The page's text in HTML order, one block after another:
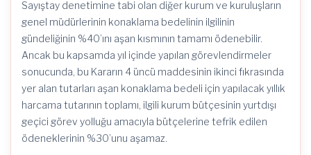
Sayıştay denetimine tabi olan diğer kurum ve kuruluşların
genel müdürlerinin konaklama bedelinin ilgilinin
gündeliğinin %40’ını aşan kısmının tamamı ödenebilir.
Ancak bu kapsamda yıl içinde yapılan görevlendirmeler
sonucunda, bu Kararın 4 üncü maddesinin ikinci fıkrasında
yer alan tutarları aşan konaklama bedeli için yapılacak yıllık
harcama tutarının toplamı, ilgili kurum bütçesinin yurtdışı
geçici görev yolluğu amacıyla bütçelerine tefrik edilen
ödeneklerinin %30’unu aşamaz.